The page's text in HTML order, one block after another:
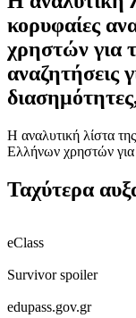
κορυφαίες
χρηστών για
αναζητήσεις
Η αναλυτική λίστα
Ελλήνων χρηστών για
Ταχύτερα
eClass
Survivor spoiler
edupass.gov.gr